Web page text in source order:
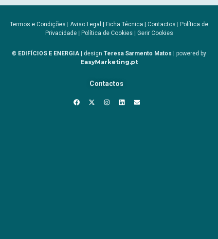
Termos e Condições | Aviso Legal | Ficha Técnica | Contactos | Política de
Privacidade| Política de Cookies | Gerir Cookies
© EDIFÍCIOS E ENERGIA | design Teresa Sarmento Matos | powered by
EasyMarketing.pt
Contactos